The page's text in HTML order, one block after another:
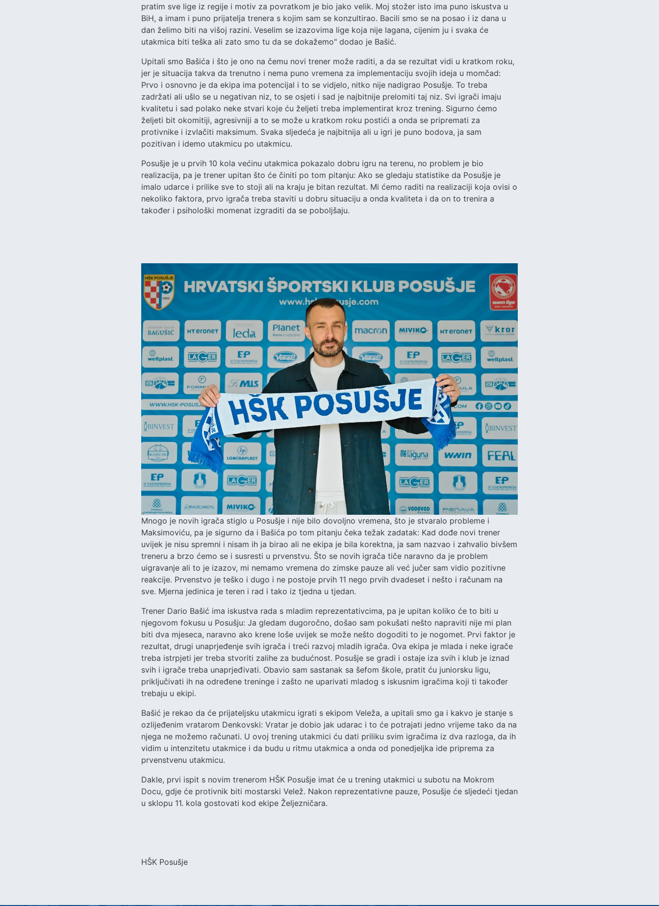
pratim sve lige iz regije i motiv za povratkom je bio jako velik. Moj stožer isto ima puno iskustva u
BiH, a imam i puno prijatelja trenera s kojim sam se konzultirao. Bacili smo se na posao i iz dana u
dan želimo biti na višoj razini. Veselim se izazovima lige koja nije lagana, cijenim ju i svaka će
utakmica biti teška ali zato smo tu da se dokažemo" dodao je Bašić.
Upitali smo Bašića i što je ono na čemu novi trener može raditi, a da se rezultat vidi u kratkom roku,
jer je situacija takva da trenutno i nema puno vremena za implementaciju svojih ideja u momčad:
Prvo i osnovno je da ekipa ima potencijal i to se vidjelo, nitko nije nadigrao Posušje. To treba
zadržati ali ušlo se u negativan niz, to se osjeti i sad je najbitnije prelomiti taj niz. Svi igrači imaju
kvalitetu i sad polako neke stvari koje ću željeti treba implementirat kroz trening. Sigurno ćemo
željeti bit okomitiji, agresivniji a to se može u kratkom roku postići a onda se pripremati za
protivnike i izvlačiti maksimum. Svaka sljedeća je najbitnija ali u igri je puno bodova, ja sam
pozitivan i idemo utakmicu po utakmicu.
Posušje je u prvih 10 kola većinu utakmica pokazalo dobru igru na terenu, no problem je bio
realizacija, pa je trener upitan što će činiti po tom pitanju: Ako se gledaju statistike da Posušje je
imalo udarce i prilike sve to stoji ali na kraju je bitan rezultat. Mi ćemo raditi na realizaciji koja ovisi o
nekoliko faktora, prvo igrača treba staviti u dobru situaciju a onda kvaliteta i da on to trenira a
također i psihološki momenat izgraditi da se poboljšaju.
Mnogo je novih igrača stiglo u Posušje i nije bilo dovoljno vremena, što je stvaralo probleme i
Maksimoviću, pa je sigurno da i Bašića po tom pitanju čeka težak zadatak: Kad dođe novi trener
uvijek je nisu spremni i nisam ih ja birao ali ne ekipa je bila korektna, ja sam nazvao i zahvalio bivšem
treneru a brzo ćemo se i susresti u prvenstvu. Što se novih igrača tiče naravno da je problem
uigravanje ali to je izazov, mi nemamo vremena do zimske pauze ali već jučer sam vidio pozitivne
reakcije. Prvenstvo je teško i dugo i ne postoje prvih 11 nego prvih dvadeset i nešto i računam na
sve. Mjerna jedinica je teren i rad i tako iz tjedna u tjedan.
Trener Dario Bašić ima iskustva rada s mladim reprezentativcima, pa je upitan koliko će to biti u
njegovom fokusu u Posušju: Ja gledam dugoročno, došao sam pokušati nešto napraviti nije mi plan
biti dva mjeseca, naravno ako krene loše uvijek se može nešto dogoditi to je nogomet. Prvi faktor je
rezultat, drugi unaprjeđenje svih igrača i treći razvoj mladih igrača. Ova ekipa je mlada i neke igrače
treba istrpjeti jer treba stvoriti zalihe za budućnost. Posušje se gradi i ostaje iza svih i klub je iznad
svih i igrače treba unaprjeđivati. Obavio sam sastanak sa šefom škole, pratit ću juniorsku ligu,
priključivati ih na određene treninge i zašto ne uparivati mladog s iskusnim igračima koji ti također
trebaju u ekipi.
Bašić je rekao da će prijateljsku utakmicu igrati s ekipom Veleža, a upitali smo ga i kakvo je stanje s
ozlijeđenim vratarom Denkovski: Vratar je dobio jak udarac i to će potrajati jedno vrijeme tako da na
njega ne možemo računati. U ovoj trening utakmici ću dati priliku svim igračima iz dva razloga, da ih
vidim u intenzitetu utakmice i da budu u ritmu utakmica a onda od ponedjeljka ide priprema za
prvenstvenu utakmicu.
Dakle, prvi ispit s novim trenerom HŠK Posušje imat će u trening utakmici u subotu na Mokrom
Docu, gdje će protivnik biti mostarski Velež. Nakon reprezentativne pauze, Posušje će sljedeći tjedan
u sklopu 11. kola gostovati kod ekipe Željezničara.
HŠK Posušje